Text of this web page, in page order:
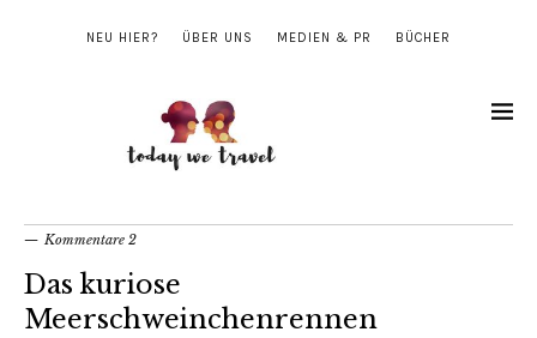
NEU HIER? ÜBER UNS MEDIEN & PR BÜCHER
Kommentare 2
Das kuriose
Meerschweinchenrennen